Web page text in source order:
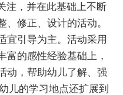
注，并在此基础上不断
、修正、设计的活动。
宜引导为主。活动采用
富的感性经验基础上，
动，帮助幼儿了解、强
儿的学习地点还扩展到